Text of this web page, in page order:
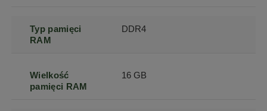
Typ pamięci
RAM
DDR4
Wielkość
pamięci RAM
16 GB